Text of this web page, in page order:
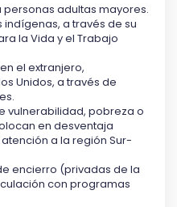
adultas mayores.
a través de su
la Vida y el Trabajo
el extranjero,
Unidos, a través de
vulnerabilidad, pobreza o
en desventaja
a la región Sur-
encierro (privadas de la
con programas